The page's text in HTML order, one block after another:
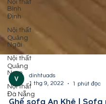
Nội thất
Bình
Định
Nội thất
Quảng
Ngãi
Nội thất
Quảng
Nam
Nội thất
Đà Nẵng
dinhtuads
1 thg 9, 2022